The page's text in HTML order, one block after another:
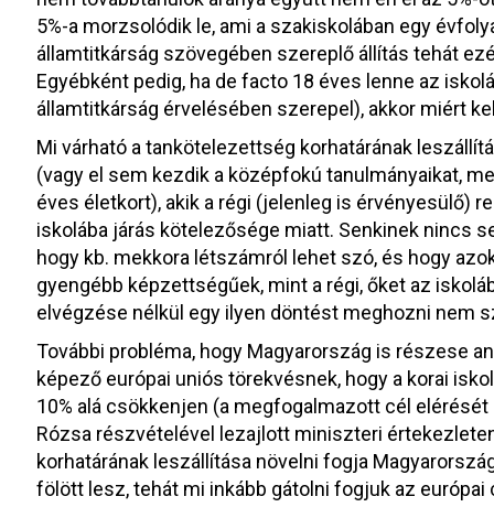
5%-a morzsolódik le, ami a szakiskolában egy
államtitkárság szövegében szereplő állítás tehát
Egyébként pedig, ha de facto 18 éves lenne az
államtitkárság érvelésében szerepel), akkor miért
Mi várható a tankötelezettség korhatárának
(vagy el sem kezdik a középfokú tanulmányaikat,
éves életkort), akik a régi (jelenleg is érvényesülő)
iskolába járás kötelezősége miatt. Senkinek nincs
hogy kb. mekkora létszámról lehet szó, és hogy
gyengébb képzettségűek, mint a régi, őket az
elvégzése nélkül egy ilyen döntést meghozni nem
További probléma, hogy Magyarország is részese
képező európai uniós törekvésnek, hogy a korai
10% alá csökkenjen (a megfogalmazott cél
Rózsa részvételével lezajlott miniszteri
korhatárának leszállítása növelni fogja
fölött lesz, tehát mi inkább gátolni fogjuk az európai